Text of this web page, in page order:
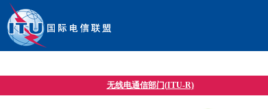
无线电通信部门(ITU-R)